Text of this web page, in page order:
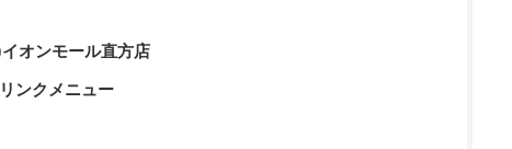
オンモール直方店
ンクメニュー